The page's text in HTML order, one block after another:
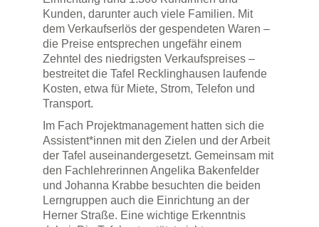
Kunden, darunter auch viele Familien. Mit
dem Verkaufserlös der gespendeten Waren –
die Preise entsprechen ungefähr einem
Zehntel des niedrigsten Verkaufspreises –
bestreitet die Tafel Recklinghausen laufende
Kosten, etwa für Miete, Strom, Telefon und
Transport.
Im Fach Projektmanagement hatten sich die
Assistent*innen mit den Zielen und der Arbeit
der Tafel auseinandergesetzt. Gemeinsam mit
den Fachlehrerinnen Angelika Bakenfelder
und Johanna Krabbe besuchten die beiden
Lerngruppen auch die Einrichtung an der
Herner Straße. Eine wichtige Erkenntnis